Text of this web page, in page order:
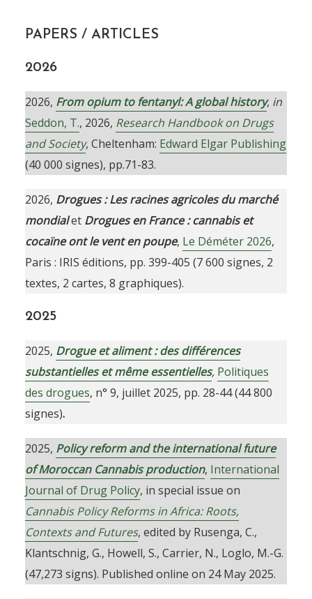
PAPERS / ARTICLES
2026
2026, From opium to fentanyl: A global history, in
Seddon, T., 2026, Research Handbook on Drugs
and Society, Cheltenham: Edward Elgar Publishing
(40 000 signes), pp.71-83.
2026, Drogues : Les racines agricoles du marché
mondialet Drogues en France : cannabis et
cocaïne ont le vent en poupe, Le Déméter 2026,
Paris : IRIS éditions, pp. 399-405 (7 600 signes, 2
textes, 2 cartes, 8 graphiques).
2025
2025, Drogue et aliment : des différences
substantielles et même essentielles, Politiques
des drogues, n° 9, juillet 2025, pp. 28-44 (44 800
signes).
2025, Policy reform and the international future
of Moroccan Cannabis production, International
Journal of Drug Policy, in special issue on
Cannabis Policy Reforms in Africa: Roots,
Contexts and Futures, edited by Rusenga, C.,
Klantschnig, G., Howell, S., Carrier, N., Loglo, M.-G.
(47,273 signs). Published online on 24 May 2025.